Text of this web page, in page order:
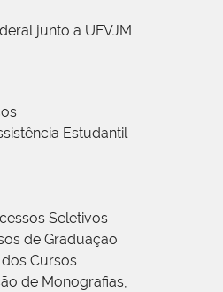
junto a UFVJM
Estudantil
Seletivos
de Graduação
Cursos
de Monografias,